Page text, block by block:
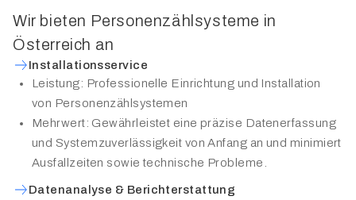
Wir bieten Personenzählsysteme in
Österreich an
Installationsservice
Leistung: Professionelle Einrichtung und Installation
von Personenzählsystemen
Mehrwert: Gewährleistet eine präzise Datenerfassung
und Systemzuverlässigkeit von Anfang an und minimiert
Ausfallzeiten sowie technische Probleme.
Datenanalyse & Berichterstattung